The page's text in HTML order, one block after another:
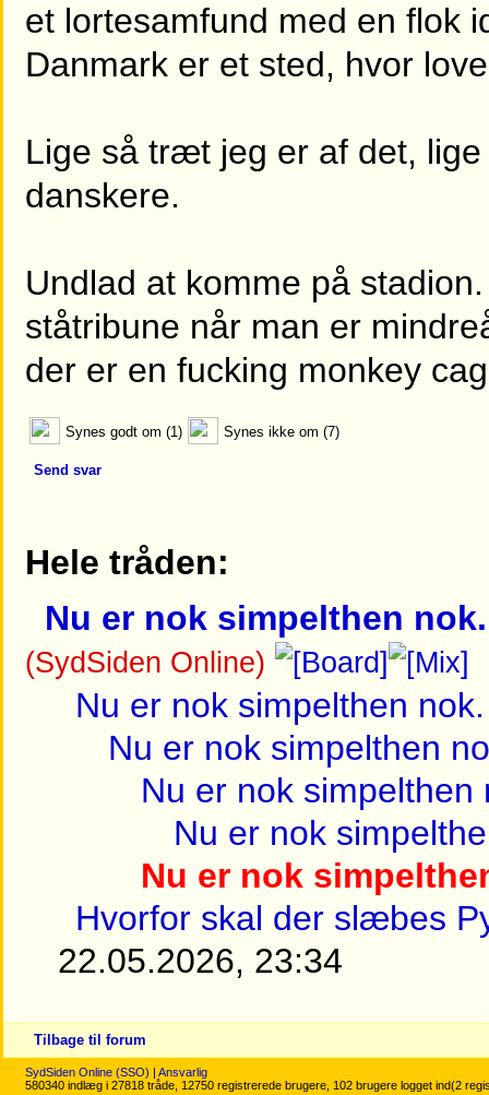
et lortesamfund med en flok
Danmark er et sted, hvor
Lige så træt jeg er af det,
danskere.
Undlad at komme på
ståtribune når man er
der er en fucking monkey
Synes godt om (1) Synes ikke om (7)
Send svar
Hele tråden:
Nu er nok simpelthen nok.
(SydSiden Online)
Nu er nok simpelthen nok.
Nu er nok simpelthen
Nu er nok simpelthen
Nu er nok
Nu er nok
Hvorfor skal der slæbes
22.05.2026, 23:34
Tilbage til forum
SydSiden Online (SSO) | Ansvarlig
580340 indlæg i 27818 tråde, 12750 registrerede brugere, 102 brugere logget ind(2